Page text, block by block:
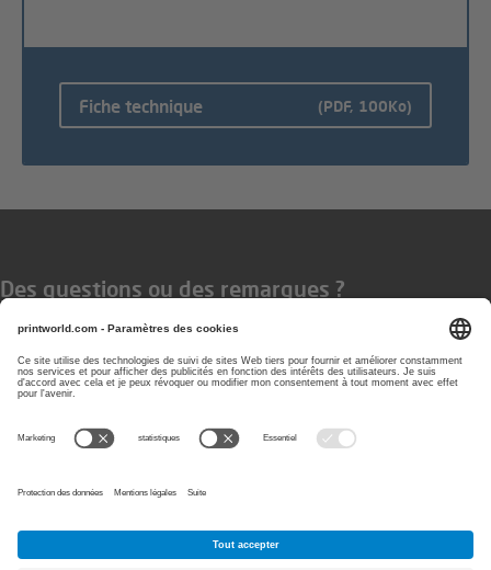
Fiche technique (PDF, 100Ko)
Des questions ou des remarques ?
Vous pouvez nous contacter les
jours ouvrés de 08 h à 17 h
0800-77920
MasterCard
Visa
sur